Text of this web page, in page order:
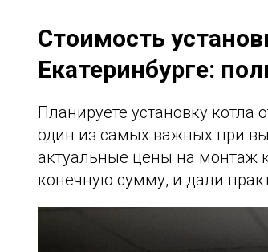
Стоимость
Екатеринбурге:
Планируете установку котла
один из самых важных при
актуальные цены на монтаж
конечную сумму, и дали